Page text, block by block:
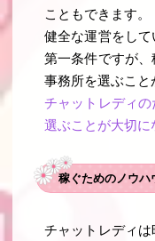
こともできます。
健全な運営をし
第一条件ですが
事務所を選ぶこと
チャットレディ
選ぶことが大切に
稼ぐためのノウハ
チャットレディ